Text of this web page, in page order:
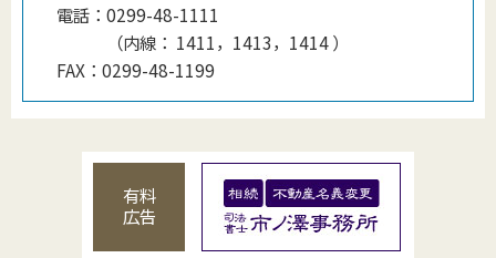
電話： 0299-48-1111
（内線 ： 1411，1413，1414）
FAX： 0299-48-1199
有料
広告